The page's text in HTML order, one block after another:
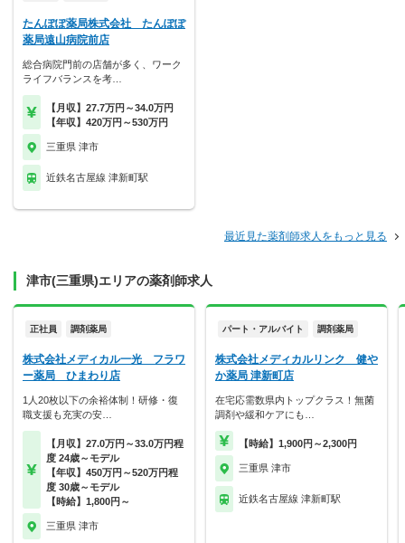
たんぽぽ薬局株式会社 たんぽぽ
薬局遠山病院前店
総合病院門前の店舗が多く、ワーク
ライフバランスを考…
【月収】27.7万円～34.0万円
【年収】420万円～530万円
三重県 津市
近鉄名古屋線 津新町駅
最近見た薬剤師求人をもっと見る
津市(三重県)エリアの薬剤師求人
正社員 調剤薬局
株式会社メディカル一光 フラワ
ー薬局 ひまわり店
1人20枚以下の余裕体制！研修・復
職支援も充実の安…
【月収】27.0万円～33.0万円程
度 24歳～モデル
【年収】450万円～520万円程
度 30歳～モデル
【時給】1,800円～
三重県 津市
パート・アルバイト 調剤薬局
株式会社メディカルリンク 健や
か薬局 津新町店
在宅応需数県内トップクラス！無菌
調剤や緩和ケアにも…
【時給】1,900円～2,300円
三重県 津市
近鉄名古屋線 津新町駅